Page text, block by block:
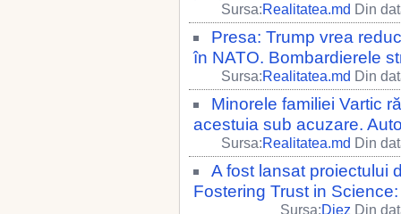
Sursa:Realitatea.md Din
Presa: Trump vrea
în NATO. Bombardierele
Sursa:Realitatea.md Din
Minorele familiei Vartic
acestuia sub acuzare.
Sursa:Realitatea.md Din
A fost lansat proiectului
Fostering Trust in
Sursa:Diez Din